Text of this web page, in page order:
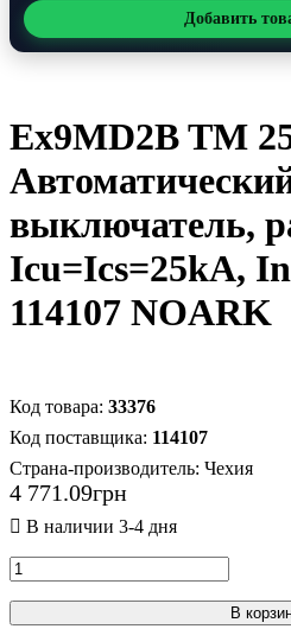
Добавить
Ex9MD2B TM
выключатель,
Icu=Ics=25kA,
114107 NOARK
33376
114107
Страна-производитель: Чехия
4 771.09грн
В